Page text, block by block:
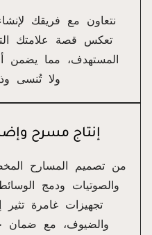
نتعاون مع فريقك
تعكس قصة علامتك
المستهدف، مما يضمن
ولا تُنسى
إنتاج مسرح
من تصميم المسارح
والصوتيات ودمج
تجهيزات غامرة تثير
والضيوف، مع ضمان